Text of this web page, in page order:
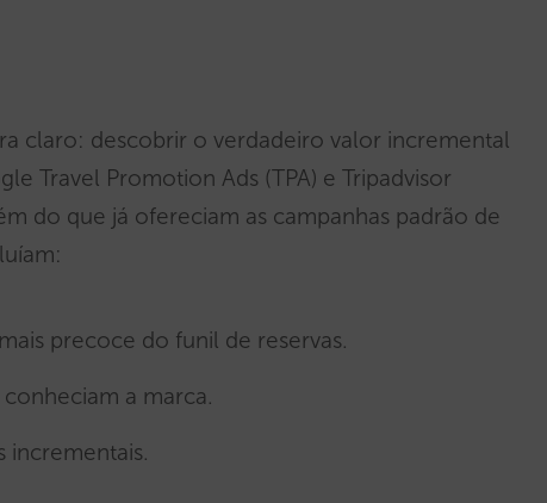
claro: descobrir o verdadeiro valor incremental
Travel Promotion Ads (TPA) e Tripadvisor
do que já ofereciam as campanhas padrão de
precoce do funil de reservas.
a marca.
incrementais.